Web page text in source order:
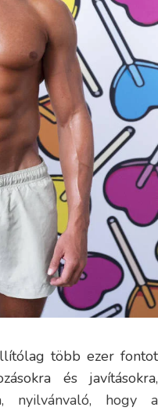
több ezer fontot
és javításokra,
nyilvánvaló, hogy a